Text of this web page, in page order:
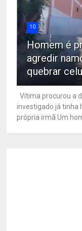
10
Homem é
agredir
quebrar
Vítima procurou a
investigado já tinha
própria irmã Um